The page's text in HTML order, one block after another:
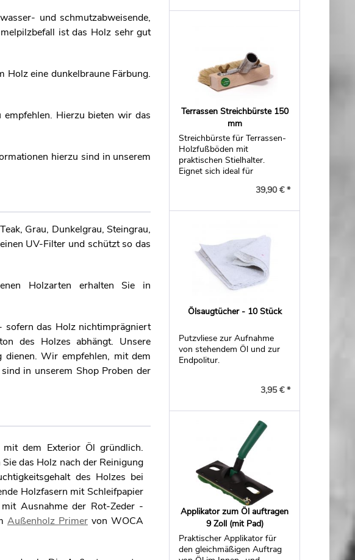
und schmutzabweisende,
ist das Holz sehr gut
Holz eine dunkelbraune Färbung.
Hierzu bieten wir das
hierzu sind in unserem
Grau, Dunkelgrau, Steingrau,
UV-Filter und schützt so das
Holzarten erhalten Sie in
sofern das Holz nichtimprägniert
des Holzes abhängt. Unsere
dienen. Wir empfehlen, mit dem
in unserem Shop Proben der
dem Exterior Öl gründlich.
Sie das Holz nach der Reinigung
des Holzes bei
Holzfasern mit Schleifpapier
Ausnahme der Rot-Zeder -
Außenholz Primer von WOCA
Terrassen Streichbürste 150
mm
Streichbürste für Terrassen-
Holzfußböden mit
praktischen Stielhalter.
Eignet sich ideal für
39,90 € *
Ölsaugtücher - 10 Stück
Putzvliese zur Aufnahme
von stehendem Öl und zur
Endpolitur.
3,95 € *
Applikator zum Öl auftragen
9 Zoll (mit Pad)
Praktischer Applikator für
den gleichmäßigen Auftrag